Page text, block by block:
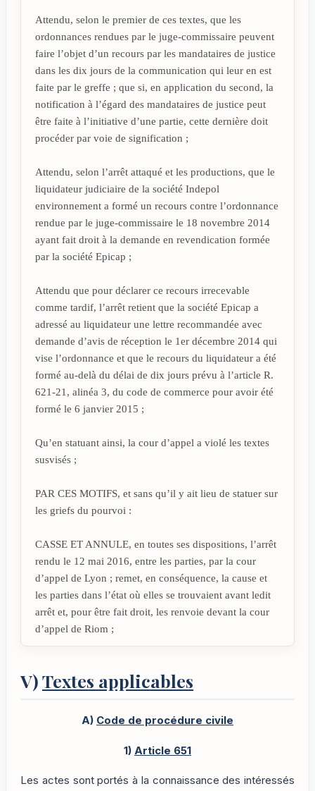
Attendu, selon le premier de ces textes, que les
ordonnances rendues par le juge-commissaire peuvent
faire l’objet d’un recours par les mandataires de justice
dans les dix jours de la communication qui leur en est
faite par le greffe ; que si, en application du second, la
notification à l’égard des mandataires de justice peut
être faite à l’initiative d’une partie, cette dernière doit
procéder par voie de signification ;
Attendu, selon l’arrêt attaqué et les productions, que le
liquidateur judiciaire de la société Indepol
environnement a formé un recours contre l’ordonnance
rendue par le juge-commissaire le 18 novembre 2014
ayant fait droit à la demande en revendication formée
par la société Epicap ;
Attendu que pour déclarer ce recours irrecevable
comme tardif, l’arrêt retient que la société Epicap a
adressé au liquidateur une lettre recommandée avec
demande d’avis de réception le 1er décembre 2014 qui
vise l’ordonnance et que le recours du liquidateur a été
formé au-delà du délai de dix jours prévu à l’article R.
621-21, alinéa 3, du code de commerce pour avoir été
formé le 6 janvier 2015 ;
Qu’en statuant ainsi, la cour d’appel a violé les textes
susvisés ;
PAR CES MOTIFS, et sans qu’il y ait lieu de statuer sur
les griefs du pourvoi :
CASSE ET ANNULE, en toutes ses dispositions, l’arrêt
rendu le 12 mai 2016, entre les parties, par la cour
d’appel de Lyon ; remet, en conséquence, la cause et
les parties dans l’état où elles se trouvaient avant ledit
arrêt et, pour être fait droit, les renvoie devant la cour
d’appel de Riom ;
V)Textes applicables
A) Code de procédure civile
1) Article 651
Les actes sont portés à la connaissance des intéressés